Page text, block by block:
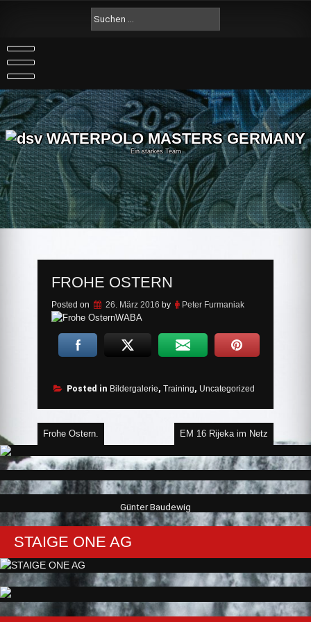
nach:
Ein starkes Team
FROHE OSTERN
Posted on 26. März 2016 by Peter Furmaniak
Posted in Bildergalerie, Training, Uncategorized
Beitragsnavigation
Frohe Ostern. EM 16 Rijeka im Netz
Günter Baudewig
STAIGE ONE AG